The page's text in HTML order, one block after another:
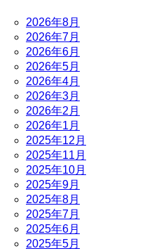
2026年8月
2026年7月
2026年6月
2026年5月
2026年4月
2026年3月
2026年2月
2026年1月
2025年12月
2025年11月
2025年10月
2025年9月
2025年8月
2025年7月
2025年6月
2025年5月